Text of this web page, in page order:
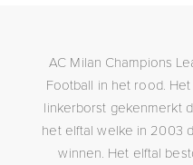
AC Milan Champions
Football in het rood.
linkerborst gekenmerkt
het elftal welke in 2003
winnen. Het elftal